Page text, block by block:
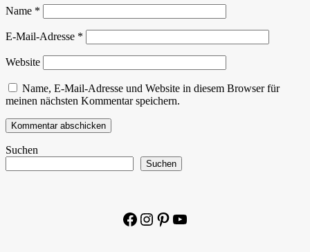
Name *
E-Mail-Adresse *
Website
Name, E-Mail-Adresse und Website in diesem Browser für
meinen nächsten Kommentar speichern.
Suchen
Suchen
Facebook
Instagram
Pinterest
YouTube